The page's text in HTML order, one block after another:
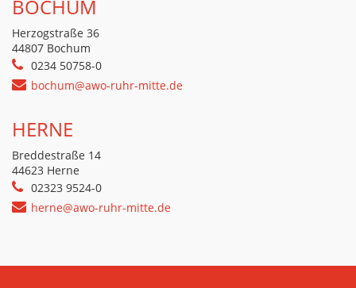
BOCHUM
Herzogstraße 36
44807 Bochum
0234 50758-0
bochum@awo-ruhr-mitte.de
HERNE
Breddestraße 14
44623 Herne
02323 9524-0
herne@awo-ruhr-mitte.de